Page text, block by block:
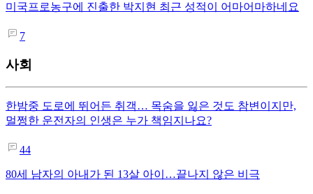
미국프로농구에 진출한 박지현 최근 성적이 어마어마하네요
7
사회
한밤중 도로에 뛰어든 취객… 목숨을 잃은 것도 참변이지만,
멀쩡한 운전자의 인생은 누가 책임지나요?
44
80세 남자의 아내가 된 13살 아이…끝나지 않은 비극